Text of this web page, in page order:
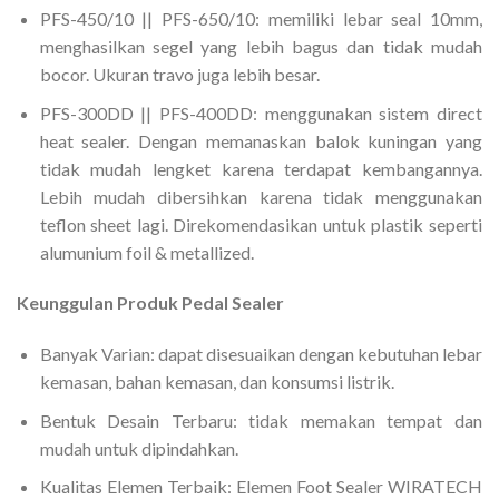
PFS-450/10 || PFS-650/10: memiliki lebar seal 10mm,
menghasilkan segel yang lebih bagus dan tidak mudah
bocor. Ukuran travo juga lebih besar.
PFS-300DD || PFS-400DD: menggunakan sistem direct
heat sealer. Dengan memanaskan balok kuningan yang
tidak mudah lengket karena terdapat kembangannya.
Lebih mudah dibersihkan karena tidak menggunakan
teflon sheet lagi. Direkomendasikan untuk plastik seperti
alumunium foil & metallized.
Keunggulan Produk Pedal Sealer
Banyak Varian: dapat disesuaikan dengan kebutuhan lebar
kemasan, bahan kemasan, dan konsumsi listrik.
Bentuk Desain Terbaru: tidak memakan tempat dan
mudah untuk dipindahkan.
Kualitas Elemen Terbaik: Elemen Foot Sealer WIRATECH